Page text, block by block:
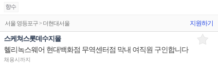
향수
서울 영등포구 > 더현대서울 지원하기
스케쳐스롯데수지몰
헬리녹스웨어 현대백화점 무역센터점 막내 여직원 구인합니다
채용시까지